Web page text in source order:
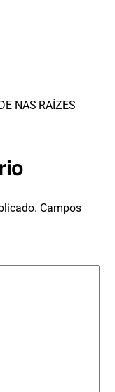
NAS RAÍZES
Campos